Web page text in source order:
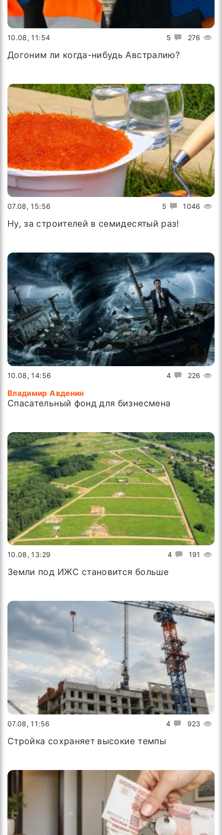
5 276
10.08, 11:54
Догоним ли когда-нибудь Австралию?
5 1046
07.08, 15:56
Ну, за строителей в семидесятый раз!
4 226
10.08, 14:56
Владимир Авденин
Спасательный фонд для бизнесмена
4 191
10.08, 13:29
Земли под ИЖС становится больше
4 923
07.08, 11:56
Стройка сохраняет высокие темпы